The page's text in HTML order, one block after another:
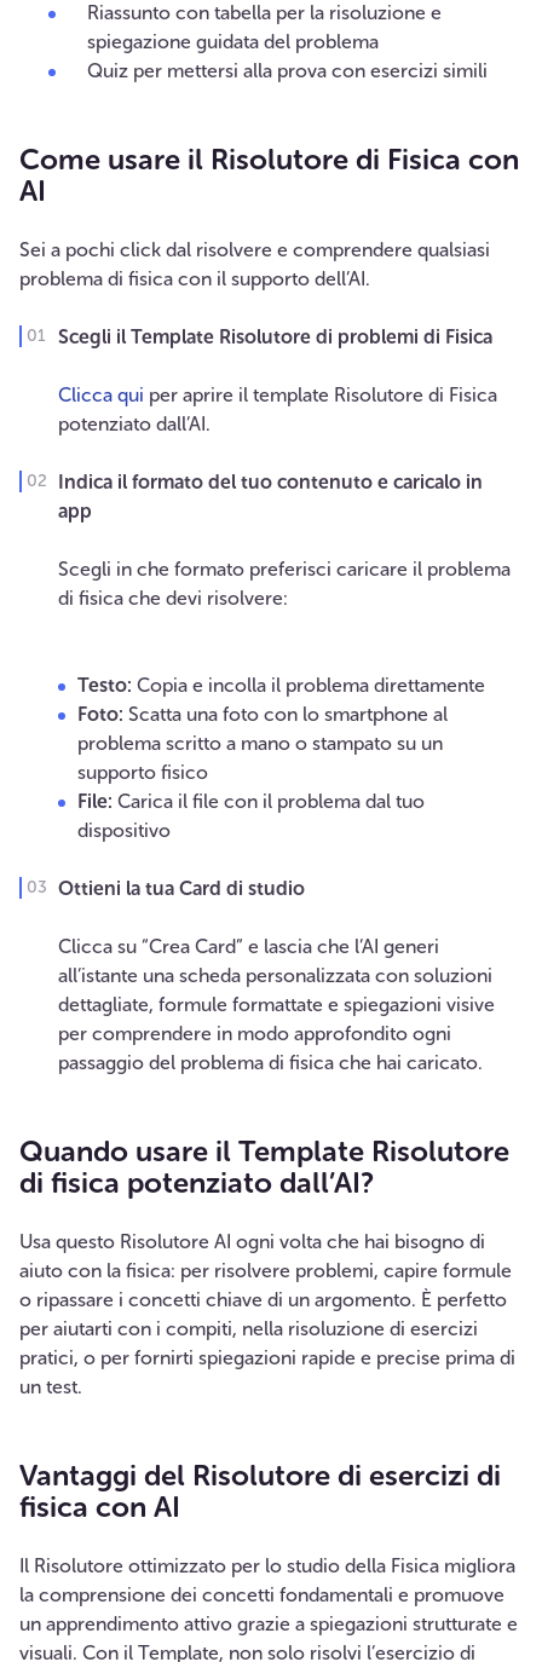
Riassunto con tabella per la risoluzione e
spiegazione guidata del problema
Quiz per mettersi alla prova con esercizi simili
Come usare il Risolutore di Fisica con
AI
Sei a pochi click dal risolvere e comprendere qualsiasi
problema di fisica con il supporto dell’AI.
Scegli il Template Risolutore di problemi di Fisica
Clicca qui per aprire il template Risolutore di Fisica
potenziato dall’AI.
Indica il formato del tuo contenuto e caricalo in
app
Scegli in che formato preferisci caricare il problema
di fisica che devi risolvere:
Testo: Copia e incolla il problema direttamente
Foto: Scatta una foto con lo smartphone al
problema scritto a mano o stampato su un
supporto fisico
File: Carica il file con il problema dal tuo
dispositivo
Ottieni la tua Card di studio
Clicca su “Crea Card” e lascia che l’AI generi
all’istante una scheda personalizzata con soluzioni
dettagliate, formule formattate e spiegazioni visive
per comprendere in modo approfondito ogni
passaggio del problema di fisica che hai caricato.
Quando usare il Template Risolutore
di fisica potenziato dall’AI?
Usa questo Risolutore AI ogni volta che hai bisogno di
aiuto con la fisica: per risolvere problemi, capire formule
o ripassare i concetti chiave di un argomento. È perfetto
per aiutarti con i compiti, nella risoluzione di esercizi
pratici, o per fornirti spiegazioni rapide e precise prima di
un test.
Vantaggi del Risolutore di esercizi di
fisica con AI
Il Risolutore ottimizzato per lo studio della Fisica migliora
la comprensione dei concetti fondamentali e promuove
un apprendimento attivo grazie a spiegazioni strutturate e
visuali. Con il Template, non solo risolvi l’esercizio di